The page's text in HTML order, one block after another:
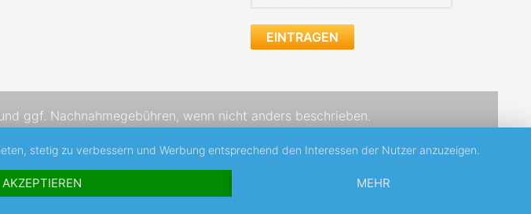
EINTRAGEN
ggf. Nachnahmegebühren, wenn nicht anders beschrieben.
stetig zu verbessern und Werbung entsprechend den Interessen der Nutzer anzuzeigen.
AKZEPTIEREN MEHR